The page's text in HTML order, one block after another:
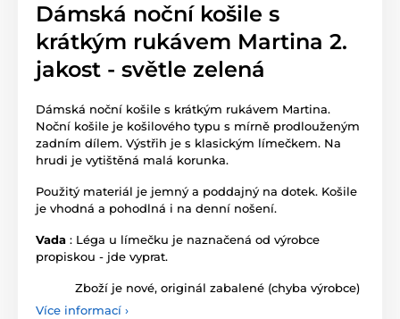
Dámská noční košile s
krátkým rukávem Martina 2.
jakost - světle zelená
Dámská noční košile s krátkým rukávem Martina.
Noční košile je košilového typu s mírně prodlouženým
zadním dílem. Výstřih je s klasickým límečkem. Na
hrudi je vytištěná malá korunka.
Použitý materiál je jemný a poddajný na dotek. Košile
je vhodná a pohodlná i na denní nošení.
Vada : Léga u límečku je naznačená od výrobce
propiskou - jde vyprat.
Zboží je nové, originál zabalené (chyba výrobce)
Více informací ›